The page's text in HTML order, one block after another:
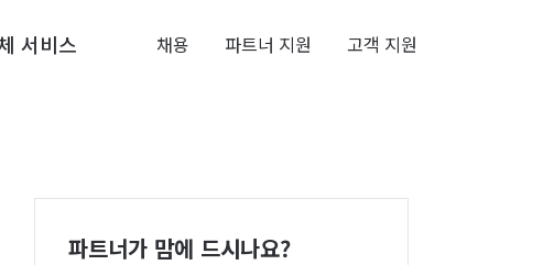
서비스 채용 파트너 지원 고객 지원
파트너가 맘에 드시나요?